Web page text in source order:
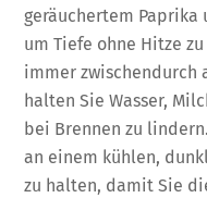
geräuchertem Paprika
um Tiefe ohne Hitze
immer zwischendurch
halten Sie Wasser,
bei Brennen zu
an einem kühlen,
zu halten, damit Sie